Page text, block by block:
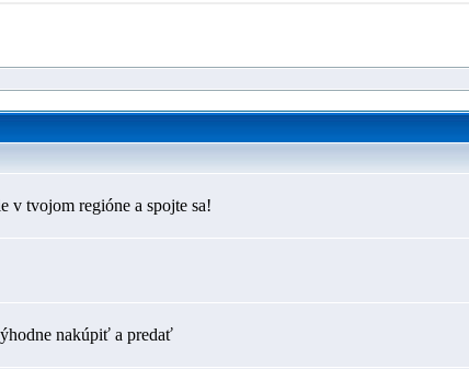
v tvojom regióne a spojte sa!
nakúpiť a predať